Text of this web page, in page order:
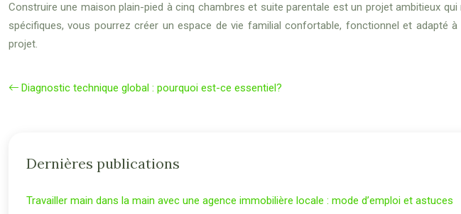
Construire une maison plain-pied à cinq chambres et suite parentale est un projet ambitieux
spécifiques, vous pourrez créer un espace de vie familial confortable, fonctionnel et adapté
projet.
Diagnostic technique global : pourquoi est-ce essentiel?
Dernières publications
Travailler main dans la main avec une agence immobilière locale : mode d’emploi et astuces